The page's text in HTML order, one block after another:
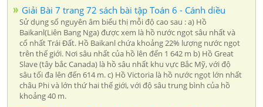
Giải Bài 7 trang 72 sách bài tập Toán 6 - Cánh diều
Sử dụng số nguyên âm biểu thị mỗi độ cao sau : a) Hồ
Baikanl(Liên Bang Nga) được xem là hồ nước ngọt sâu nhất và
cổ nhất Trái Đất. Hồ Baikanl chứa khoảng 22% lượng nước ngọt
trên thế giới. Nơi sâu nhất của hồ lên đến 1 642 m b) Hồ Great
Slave (tây bắc Canada) là hồ sâu nhất khu vực Bắc Mỹ, với độ
sâu tối đa lên đến 614 m. c) Hồ Victoria là hồ nước ngọt lớn nhất
châu Phi và lớn thứ hai thế giới, với độ sâu trung bình của hồ
khoảng 40 m.